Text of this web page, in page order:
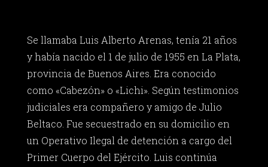
Se llamaba Luis Alberto Arenas, tenía 21 años
y había nacido el 1 de julio de 1955 en La Plata,
provincia de Buenos Aires. Era conocido
como «Cabezón» o «Lichi». Según testimonios
judiciales era compañero y amigo de Julio
Beltaco. Fue secuestrado en su domicilio en
un Operativo Ilegal de detención a cargo del
Primer Cuerpo del Ejército. Luis continúa